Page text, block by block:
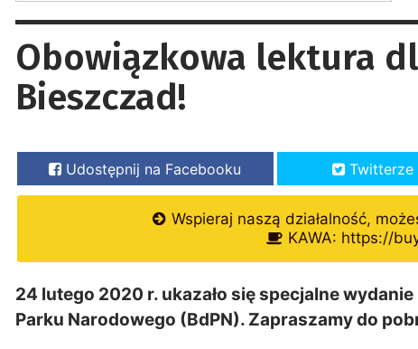
Obowiązkowa lektura
Bieszczad!
Udostępnij na Facebooku Twitterze
Wspieraj naszą działalność,
KAWA: https://
24 lutego 2020 r. ukazało się specjalne
Parku Narodowego (BdPN). Zapraszamy do